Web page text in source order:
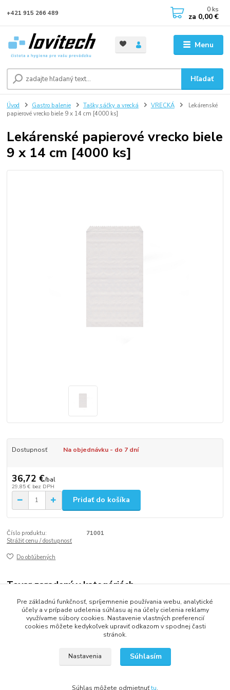
Menu
Hľadať
+421 915 266 489 0 ks
za 0,00 €
Úvod Gastro balenie Tašky,sáčky a vrecká VRECKÁ
Lekárenské
papierové vrecko biele 9 x 14 cm [4000 ks]
Lekárenské papierové vrecko biele
9 x 14 cm [4000 ks]
Dostupnosť Na objednávku - do 7 dní
36,72 €/bal
29,85 € bez DPH
Pridať do košíka
Číslo produktu:
71001
Strážiť cenu / dostupnosť
Do obľúbených
Tovar zaradený v kategóriách
VRECKÁ
2013 - 2025 LOVITECH, s.r.o. - Už 12 rokov s Vami...
Pre základnú funkčnosť, spríjemnenie používania webu, analytické
účely a v prípade udelenia súhlasu aj na účely cielenia reklamy
využívame súbory cookies. Nastavenie vlastných preferencií
cookies môžete kedykoľvek upraviť odkazom v spodnej časti
stránok.
Nastavenia Súhlasím
Súhlas môžete odmietnuťtu.